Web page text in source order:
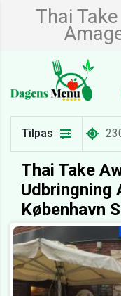
Thai
Tilpas
Thai Take
Udbringning
København S